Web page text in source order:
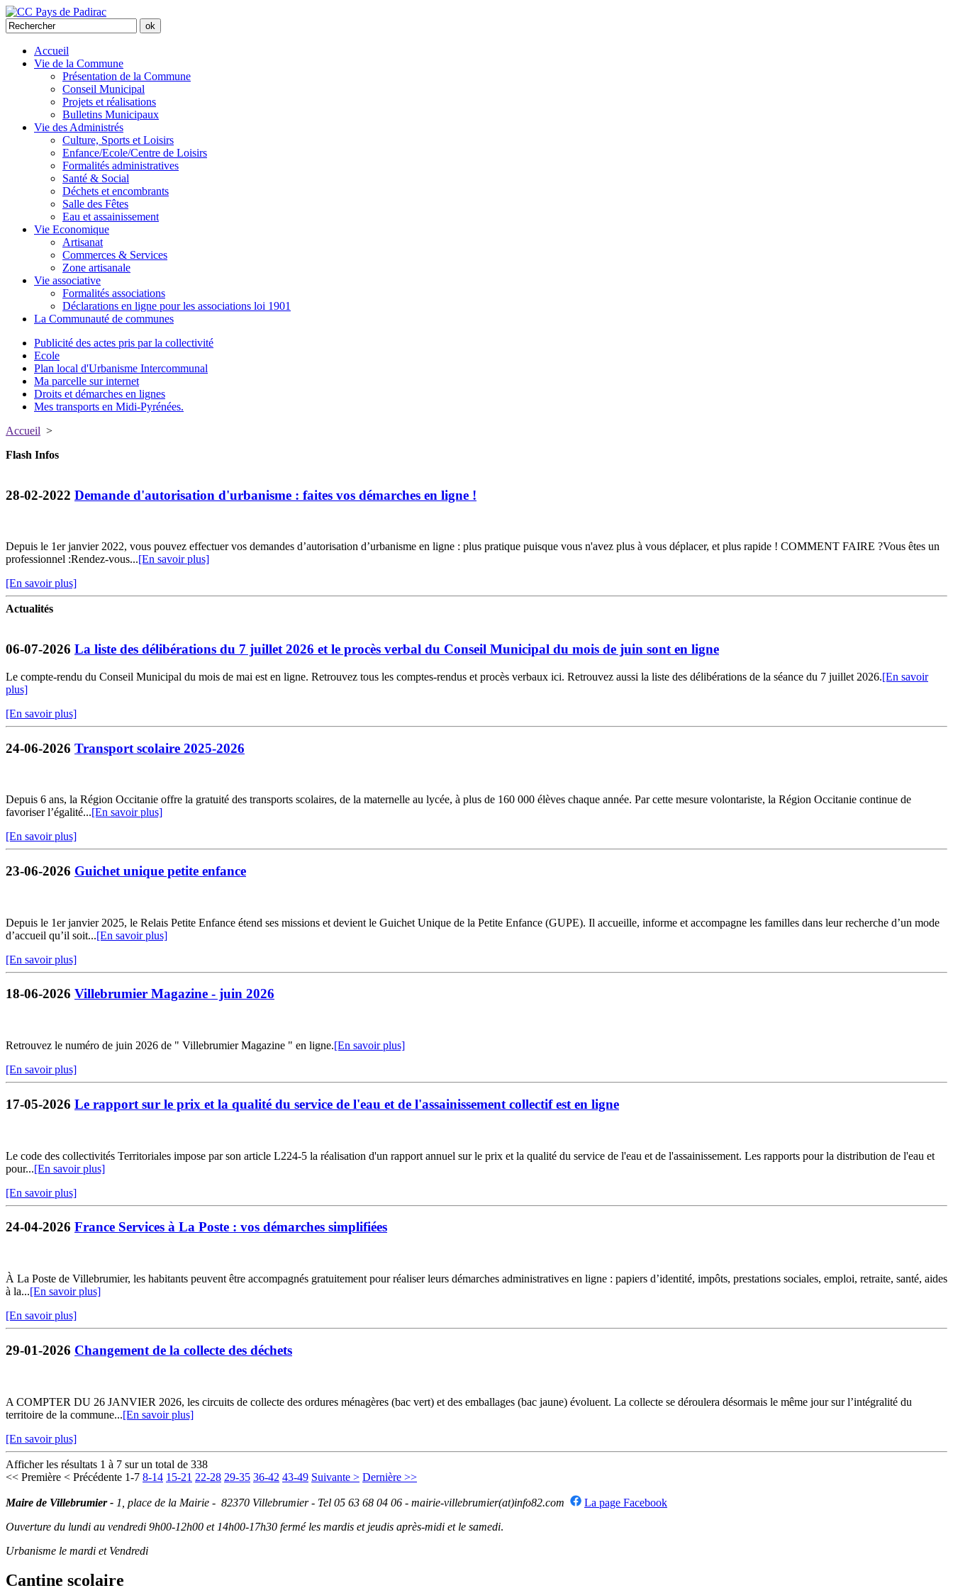
Accueil
Vie de la Commune
Présentation de la Commune
Conseil Municipal
Projets et réalisations
Bulletins Municipaux
Vie des Administrés
Culture, Sports et Loisirs
Enfance/Ecole/Centre de Loisirs
Formalités administratives
Santé & Social
Déchets et encombrants
Salle des Fêtes
Eau et assainissement
Vie Economique
Artisanat
Commerces & Services
Zone artisanale
Vie associative
Formalités associations
Déclarations en ligne pour les associations loi 1901
La Communauté de communes
Publicité des actes pris par la collectivité
Ecole
Plan local d'Urbanisme Intercommunal
Ma parcelle sur internet
Droits et démarches en lignes
Mes transports en Midi-Pyrénées.
Accueil >
Flash Infos
28-02-2022 Demande d'autorisation d'urbanisme : faites vos démarches en ligne !
Depuis le 1er janvier 2022, vous pouvez effectuer vos demandes d’autorisation d’urbanisme en ligne : plus pratique puisque vous n'avez plus à vous déplacer, et plus rapide ! COMMENT FAIRE ?Vous êtes un
professionnel :Rendez-vous...[En savoir plus]
[En savoir plus]
Actualités
06-07-2026 La liste des délibérations du 7 juillet 2026 et le procès verbal du Conseil Municipal du mois de juin sont en ligne
Le compte-rendu du Conseil Municipal du mois de mai est en ligne. Retrouvez tous les comptes-rendus et procès verbaux ici. Retrouvez aussi la liste des délibérations de la séance du 7 juillet 2026.[En savoir
plus]
[En savoir plus]
24-06-2026 Transport scolaire 2025-2026
Depuis 6 ans, la Région Occitanie offre la gratuité des transports scolaires, de la maternelle au lycée, à plus de 160 000 élèves chaque année. Par cette mesure volontariste, la Région Occitanie continue de
favoriser l’égalité...[En savoir plus]
[En savoir plus]
23-06-2026 Guichet unique petite enfance
Depuis le 1er janvier 2025, le Relais Petite Enfance étend ses missions et devient le Guichet Unique de la Petite Enfance (GUPE). Il accueille, informe et accompagne les familles dans leur recherche d’un mode
d’accueil qu’il soit...[En savoir plus]
[En savoir plus]
18-06-2026 Villebrumier Magazine - juin 2026
Retrouvez le numéro de juin 2026 de " Villebrumier Magazine " en ligne.[En savoir plus]
[En savoir plus]
17-05-2026 Le rapport sur le prix et la qualité du service de l'eau et de l'assainissement collectif est en ligne
Le code des collectivités Territoriales impose par son article L224-5 la réalisation d'un rapport annuel sur le prix et la qualité du service de l'eau et de l'assainissement. Les rapports pour la distribution de l'eau et
pour...[En savoir plus]
[En savoir plus]
24-04-2026 France Services à La Poste : vos démarches simplifiées
À La Poste de Villebrumier, les habitants peuvent être accompagnés gratuitement pour réaliser leurs démarches administratives en ligne : papiers d’identité, impôts, prestations sociales, emploi, retraite, santé, aides
à la...[En savoir plus]
[En savoir plus]
29-01-2026 Changement de la collecte des déchets
A COMPTER DU 26 JANVIER 2026, les circuits de collecte des ordures ménagères (bac vert) et des emballages (bac jaune) évoluent. La collecte se déroulera désormais le même jour sur l’intégralité du
territoire de la commune...[En savoir plus]
[En savoir plus]
Afficher les résultats 1 à 7 sur un total de 338
<< Première < Précédente 1-7 8-14 15-21 22-28 29-35 36-42 43-49 Suivante > Dernière >>
Maire de Villebrumier - 1, place de la Mairie - 82370 Villebrumier - Tel 05 63 68 04 06 - mairie-villebrumier(at)info82.com
La page Facebook
Ouverture du lundi au vendredi 9h00-12h00 et 14h00-17h30 fermé les mardis et jeudis après-midi et le samedi.
Urbanisme le mardi et Vendredi
Cantine scolaire